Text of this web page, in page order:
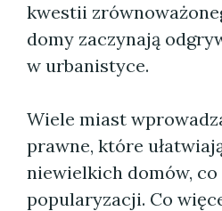
kwestii
domy zaczynają
w urbanistyce.
Wiele miast
prawne, które
niewielkich domów,
popularyzacji. Co